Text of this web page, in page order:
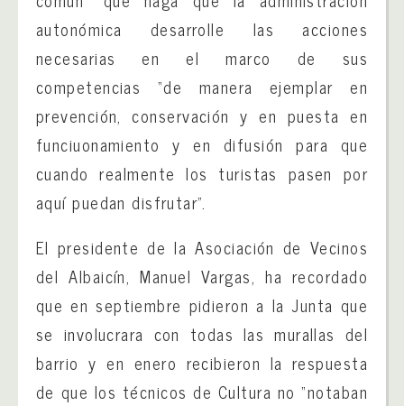
autonómica desarrolle las acciones
necesarias en el marco de sus
competencias “de manera ejemplar en
prevención, conservación y en puesta en
funciuonamiento y en difusión para que
cuando realmente los turistas pasen por
aquí puedan disfrutar”.
El presidente de la Asociación de Vecinos
del Albaicín, Manuel Vargas, ha recordado
que en septiembre pidieron a la Junta que
se involucrara con todas las murallas del
barrio y en enero recibieron la respuesta
de que los técnicos de Cultura no “notaban